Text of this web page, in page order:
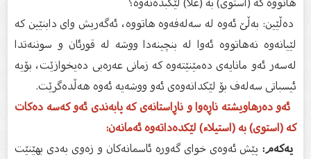
دەڵێین: بەڵێ ئەوە لە سەلەفەوە هاتووە، ئەگەریش واى دابنێین كە
لێیانەوە نەهاتووە ئەوا لە بنچینەدا ووشە لە قورئان و سوننەتدا
لەسەر ئەو مانایەى دەمێنێتەوە كە زمانى عەرەبی دەیخوازێت، بۆیە
ئیسباتى سەلەف بۆ لێكدانەوەى ئەو ووشەیە ئەوە هەڵدەگرێت.
ئەو دەرهاویشتە ناڕەوا و ناڕاستانەى كە پابەندى ئەو كەسە دەكات
كە (استوى) بە (استیلاء) لێكدەداتەوە ئەمانەن:
یەكەم:پێش ئەوەى خواى گەورە ئاسمانەكان و زەوى بەدی بهێنێت